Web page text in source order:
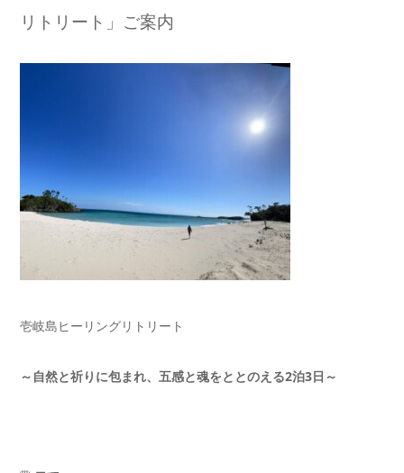
リトリート」ご案内
壱岐島ヒーリングリトリート
～自然と祈りに包まれ、五感と魂をととのえる2泊3日～